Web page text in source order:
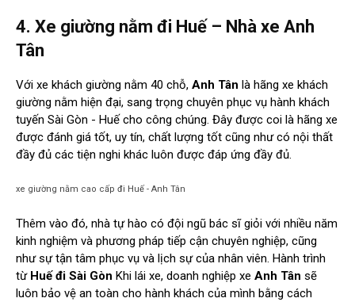
4. Xe giường nằm đi Huế – Nhà xe Anh
Tân
Với xe khách giường nằm 40 chỗ, Anh Tân là hãng xe khách
giường nằm hiện đại, sang trọng chuyên phục vụ hành khách
tuyến Sài Gòn - Huế cho công chúng. Đây được coi là hãng xe
được đánh giá tốt, uy tín, chất lượng tốt cũng như có nội thất
đầy đủ các tiện nghi khác luôn được đáp ứng đầy đủ.
xe giường nằm cao cấp đi Huế - Anh Tân
Thêm vào đó, nhà tự hào có đội ngũ bác sĩ giỏi với nhiều năm
kinh nghiệm và phương pháp tiếp cận chuyên nghiệp, cũng
như sự tận tâm phục vụ và lịch sự của nhân viên. Hành trình
từ Huế đi Sài Gòn Khi lái xe, doanh nghiệp xe Anh Tân sẽ
luôn bảo vệ an toàn cho hành khách của mình bằng cách